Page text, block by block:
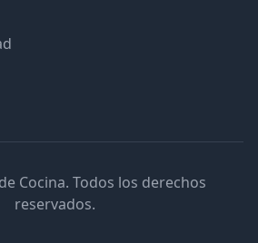
Cocina. Todos los derechos
reservados.